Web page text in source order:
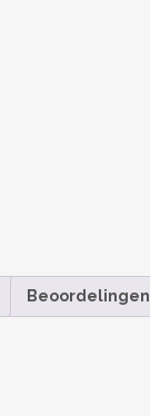
Beoordelingen